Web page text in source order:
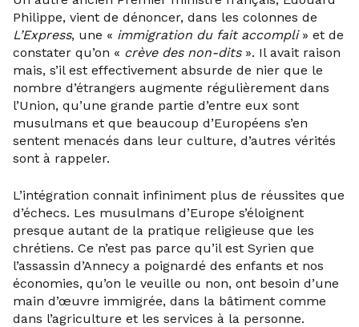
Philippe, vient de dénoncer, dans les colonnes de
L’Express, une « immigration du fait accompli» et de
constater qu’on « crève des non-dits». Il avait raison
mais, s’il est effectivement absurde de nier que le
nombre d’étrangers augmente régulièrement dans
l’Union, qu’une grande partie d’entre eux sont
musulmans et que beaucoup d’Européens s’en
sentent menacés dans leur culture, d’autres vérités
sont à rappeler.
L’intégration connait infiniment plus de réussites que
d’échecs. Les musulmans d’Europe s’éloignent
presque autant de la pratique religieuse que les
chrétiens. Ce n’est pas parce qu’il est Syrien que
l’assassin d’Annecy a poignardé des enfants et nos
économies, qu’on le veuille ou non, ont besoin d’une
main d’œuvre immigrée, dans la bâtiment comme
dans l’agriculture et les services à la personne.